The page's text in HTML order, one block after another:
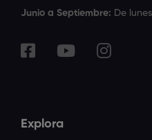
Junio a Septiembre: De
Explora